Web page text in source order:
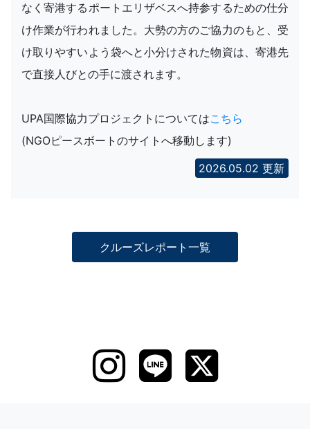
なく寄港するポートエリザベスへ持参するための仕分
け作業が行われました。大勢の方のご協力のもと、受
け取りやすいよう袋へと小分けされた物資は、寄港先
で直接人びとの手に渡されます。
UPA国際協力プロジェクトについてはこちら
(NGOピースボートのサイトへ移動します)
2026.05.02 更新
クルーズレポート一覧